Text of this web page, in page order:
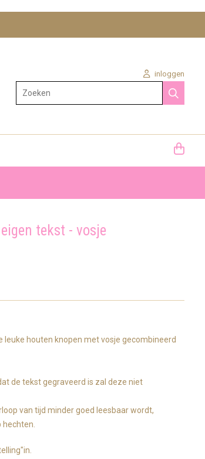
inloggen
Zoeken
tekst - vosje
houten knopen met vosje gecombineerd
de tekst gegraveerd is zal deze niet
van tijd minder goed leesbaar wordt,